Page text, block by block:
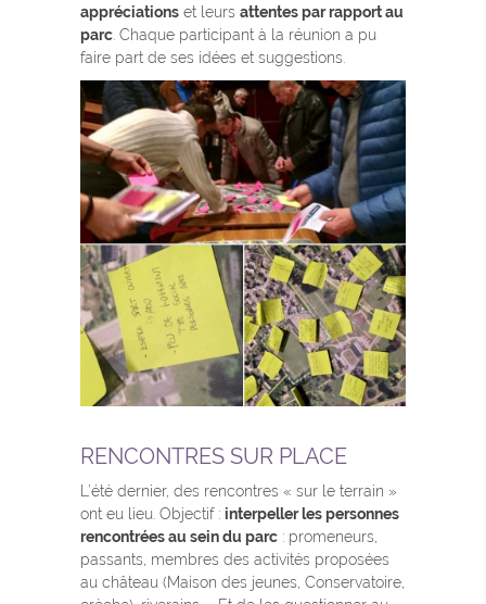
appréciations et leurs attentes par rapport au
parc. Chaque participant à la réunion a pu
faire part de ses idées et suggestions.
RENCONTRES SUR PLACE
L’été dernier, des rencontres « sur le terrain »
ont eu lieu. Objectif : interpeller les personnes
rencontrées au sein du parc : promeneurs,
passants, membres des activités proposées
au château (Maison des jeunes, Conservatoire,